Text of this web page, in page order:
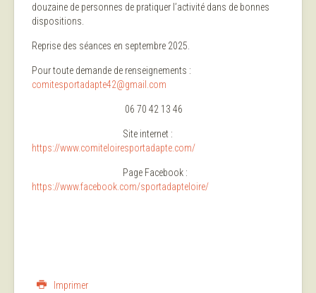
douzaine de personnes de pratiquer l’activité dans de bonnes
dispositions.
Reprise des séances en septembre 2025.
Pour toute demande de renseignements :
comitesportadapte42@gmail.com
06 70 42 13 46
Site internet :
https://www.comiteloiresportadapte.com/
Page Facebook :
https://www.facebook.com/sportadapteloire/
Imprimer